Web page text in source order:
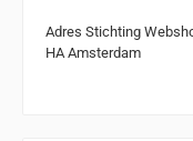
Adres Stichting
HA Amsterdam